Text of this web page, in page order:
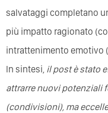
salvataggi completano
più impatto ragionato
intrattenimento emotivo
In sintesi, il post è stato
attrarre nuovi potenziali
(condivisioni), ma